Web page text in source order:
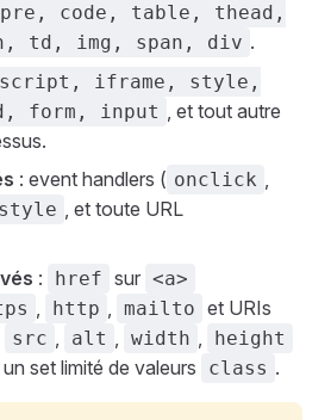
code, table, thead,
td, img, span, div .
script, iframe, style,
form, input , et tout autre
: event handlers ( onclick ,
style , et toute URL
: href sur <a>
, http , mailto et URIs
src , alt , width , height
un set limité de valeurs class .